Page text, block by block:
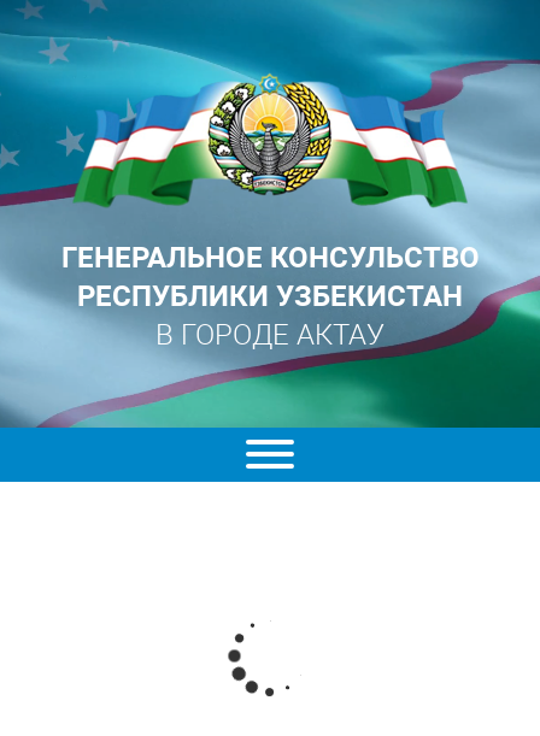
ГЕНЕРАЛЬНОЕ КОНСУЛЬСТВО
РЕСПУБЛИКИ УЗБЕКИСТАН
В ГОРОДЕ АКТАУ
қандай ўзгартиради